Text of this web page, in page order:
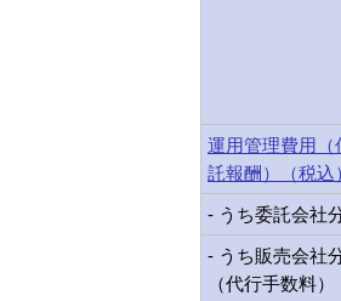
運用管理費用（
託報酬）（税込
- うち委託会社
- うち販売会社
（代行手数料）